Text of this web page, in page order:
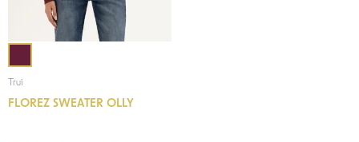
Trui
FLOREZ SWEATER OLLY